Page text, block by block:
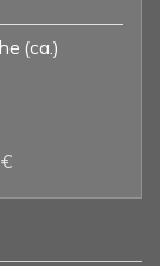
(ca.)